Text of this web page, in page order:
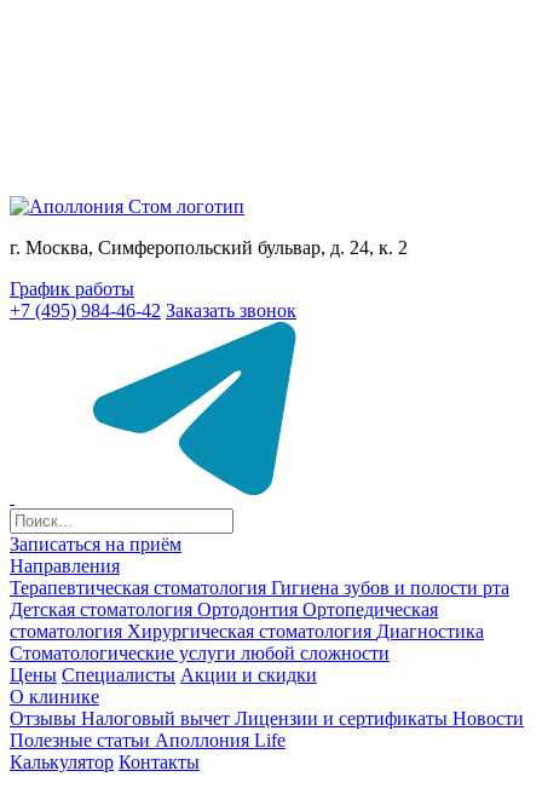
г. Москва, Симферопольский бульвар, д. 24, к. 2
График работы
+7 (495) 984-46-42 Заказать звонок
Записаться на приём
Направления
Терапевтическая стоматология Гигиена зубов и полости рта
Детская стоматология Ортодонтия Ортопедическая
стоматология Хирургическая стоматология Диагностика
Стоматологические услуги любой сложности
Цены Специалисты Акции и скидки
О клинике
Отзывы Налоговый вычет Лицензии и сертификаты Новости
Полезные статьи Аполлония Life
Калькулятор Контакты